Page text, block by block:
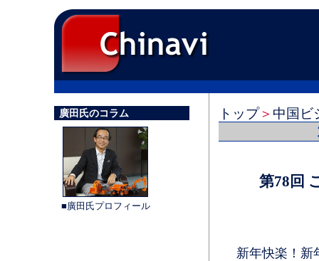
廣田氏のコラム
■廣田氏プロフィール
トップ＞ 中国ビ
第78回
新年快楽！新